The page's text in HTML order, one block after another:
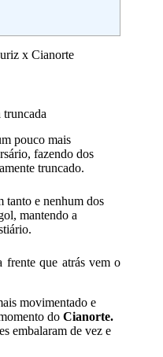
x Cianorte
pouco mais
fazendo dos
truncado.
tanto e nenhum dos
mantendo a
frente que atrás vem o
movimentado e
do Cianorte.
embalaram de vez e